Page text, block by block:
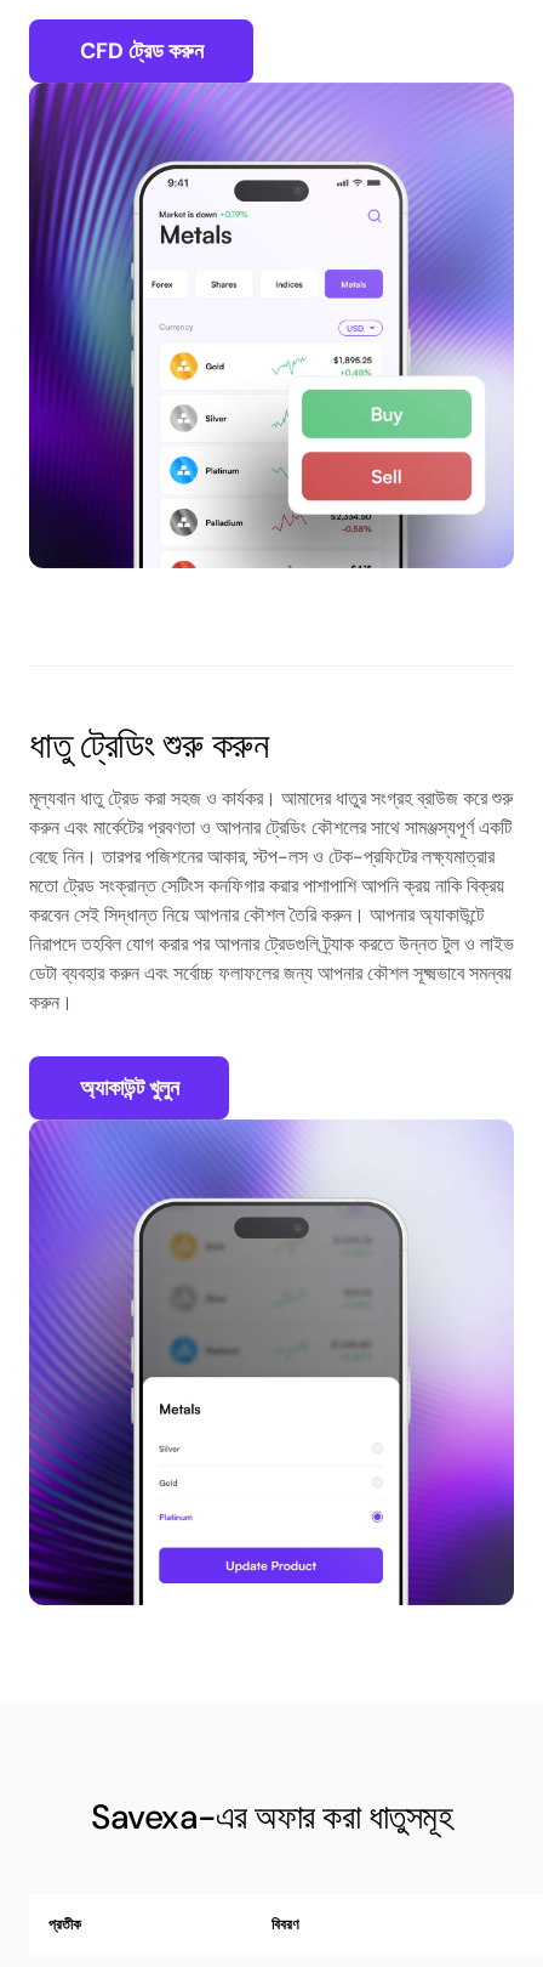
CFD ট্রেড করুন
ধাতু ট্রেডিং শুরু করুন
মূল্যবান ধাতু ট্রেড করা সহজ ও কার্যকর। আমাদের ধাতুর সংগ্রহ ব্রাউজ করে শুরু
করুন এবং মার্কেটের প্রবণতা ও আপনার ট্রেডিং কৌশলের সাথে সামঞ্জস্যপূর্ণ একটি
বেছে নিন। তারপর পজিশনের আকার, স্টপ-লস ও টেক-প্রফিটের লক্ষ্যমাত্রার
মতো ট্রেড সংক্রান্ত সেটিংস কনফিগার করার পাশাপাশি আপনি ক্রয় নাকি বিক্রয়
করবেন সেই সিদ্ধান্ত নিয়ে আপনার কৌশল তৈরি করুন। আপনার অ্যাকাউন্টে
নিরাপদে তহবিল যোগ করার পর আপনার ট্রেডগুলি ট্র্যাক করতে উন্নত টুল ও লাইভ
ডেটা ব্যবহার করুন এবং সর্বোচ্চ ফলাফলের জন্য আপনার কৌশল সূক্ষ্মভাবে সমন্বয়
করুন।
অ্যাকাউন্ট খুলুন
Savexa-এর অফার করা ধাতুসমূহ
প্রতীক বিবরণ